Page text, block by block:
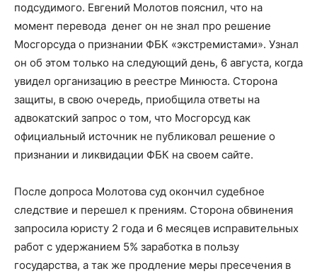
подсудимого. Евгений Молотов пояснил, что на
момент перевода денег он не знал про решение
Мосгорсуда о признании ФБК «экстремистами». Узнал
он об этом только на следующий день, 6 августа, когда
увидел организацию в реестре Минюста. Сторона
защиты, в свою очередь, приобщила ответы на
адвокатский запрос о том, что Мосгорсуд как
официальный источник не публиковал решение о
признании и ликвидации ФБК на своем сайте.
После допроса Молотова суд окончил судебное
следствие и перешел к прениям. Сторона обвинения
запросила юристу 2 года и 6 месяцев исправительных
работ с удержанием 5% заработка в пользу
государства, а так же продление меры пресечения в